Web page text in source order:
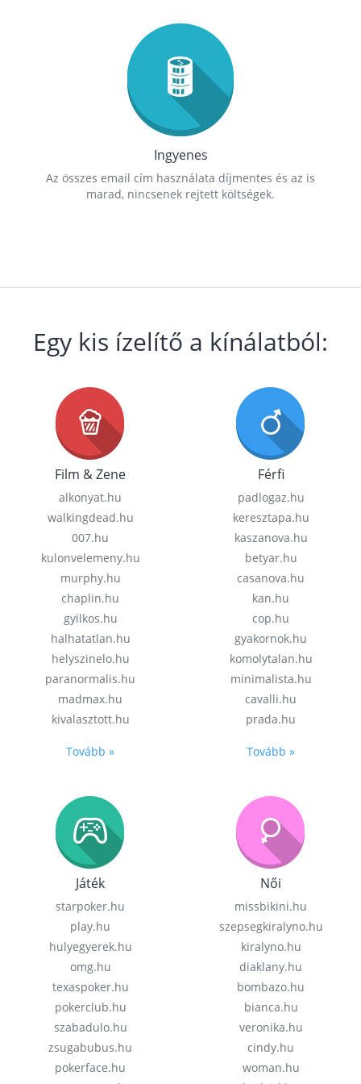
Ingyenes
Az összes email cím használata díjmentes és az is
marad, nincsenek rejtett költségek.
Egy kis ízelítő a kínálatból:
Film & Zene
alkonyat.hu
walkingdead.hu
007.hu
kulonvelemeny.hu
murphy.hu
chaplin.hu
gyilkos.hu
halhatatlan.hu
helyszinelo.hu
paranormalis.hu
madmax.hu
kivalasztott.hu
Tovább »
Férfi
padlogaz.hu
keresztapa.hu
kaszanova.hu
betyar.hu
casanova.hu
kan.hu
cop.hu
gyakornok.hu
komolytalan.hu
minimalista.hu
cavalli.hu
prada.hu
Tovább »
Játék
starpoker.hu
play.hu
hulyegyerek.hu
omg.hu
texaspoker.hu
pokerclub.hu
szabadulo.hu
zsugabubus.hu
pokerface.hu
Női
missbikini.hu
szepsegkiralyno.hu
kiralyno.hu
diaklany.hu
bombazo.hu
bianca.hu
veronika.hu
cindy.hu
woman.hu